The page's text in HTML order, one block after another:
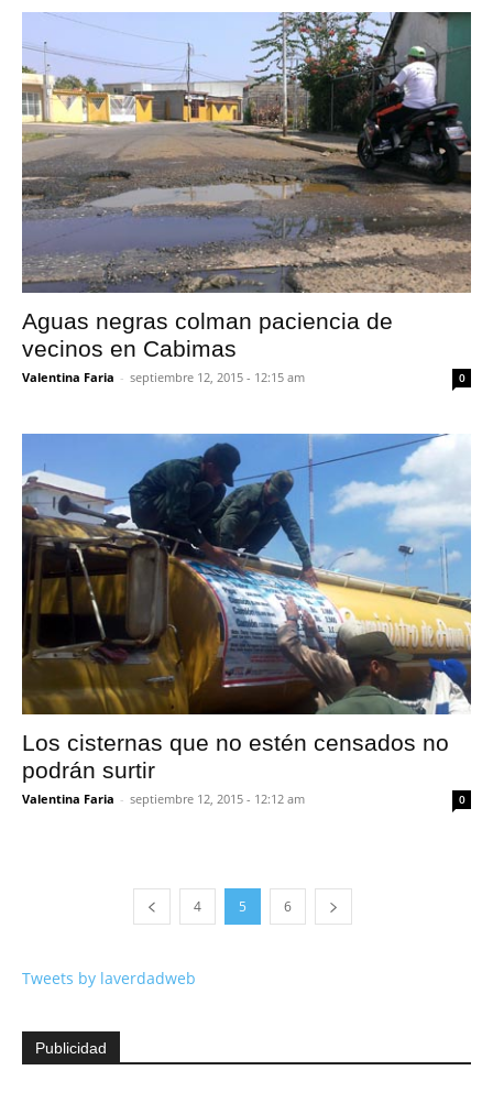
Aguas negras colman paciencia de
vecinos en Cabimas
Valentina Faria - septiembre 12, 2015 - 12:15 am 0
Los cisternas que no estén censados no
podrán surtir
Valentina Faria - septiembre 12, 2015 - 12:12 am 0
4 5 6
Tweets by laverdadweb
Publicidad